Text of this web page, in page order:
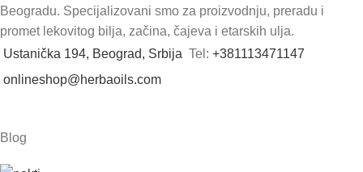
Beogradu. Specijalizovani smo za proizvodnju, preradu i
promet lekovitog bilja, začina, čajeva i etarskih ulja.
Ustanička 194, Beograd, Srbija Tel: +381113471147
onlineshop@herbaoils.com
Blog